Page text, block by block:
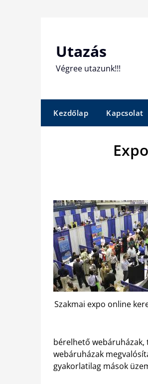
Utazás
Végree utazunk!!!
Kezdőlap Kapcsolat
Szakmai expo online
bérelhető
webáruházak
gyakorlatilag mások